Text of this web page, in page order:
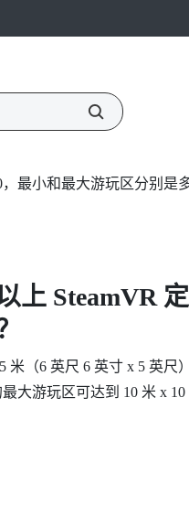
最小和最大游玩区分别是
上 SteamVR定
米（6 英尺 6 英寸 x 5 英
大游玩区可达到 10 米 x 10